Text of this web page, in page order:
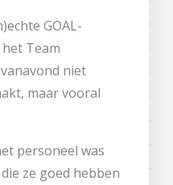
GOAL-
Team
niet
maar vooral
personeel was
ze goed hebben